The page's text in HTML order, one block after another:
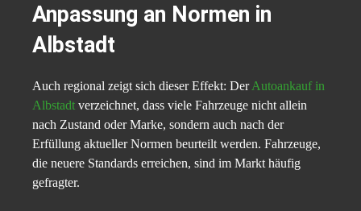
Anpassung an Normen in
Albstadt
Auch regional zeigt sich dieser Effekt: DerAutoankauf in
Albstadt verzeichnet, dass viele Fahrzeuge nicht allein
nach Zustand oder Marke, sondern auch nach der
Erfüllung aktueller Normen beurteilt werden. Fahrzeuge,
die neuere Standards erreichen, sind im Markt häufig
gefragter.